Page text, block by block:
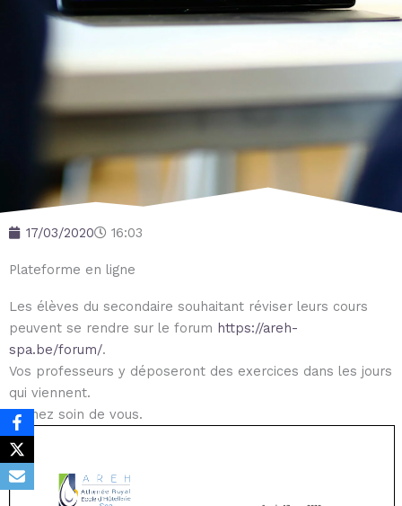
17/03/2020 16:03
Plateforme en ligne
Les élèves du secondaire souhaitant réviser leurs cours
peuvent se rendre sur le forum https://areh-
spa.be/forum/.
Vos professeurs y déposeront des exercices dans les jours
qui viennent.
Prenez soin de vous.